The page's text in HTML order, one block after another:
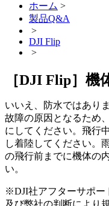
ホーム >
製品Q&A
>
DJI Flip
>
［DJI Flip］機
いいえ、防水ではあり
故障の原因となるため
にしてください。飛行
し着陸してください。
の飛行前までに機体の
い。
※DJI社アフターサポー
及び弊社の判断により